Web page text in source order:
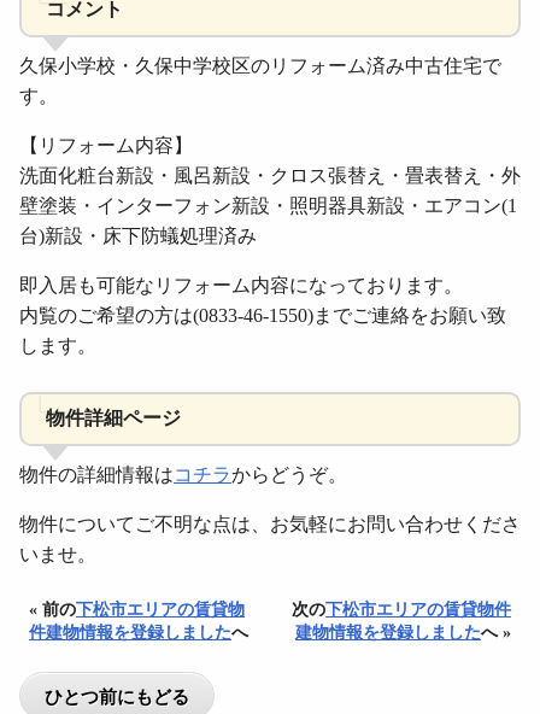
コメント
久保小学校・久保中学校区のリフォーム済み中古住宅で
す。
【リフォーム内容】
洗面化粧台新設・風呂新設・クロス張替え・畳表替え・外
壁塗装・インターフォン新設・照明器具新設・エアコン(1
台)新設・床下防蟻処理済み
即入居も可能なリフォーム内容になっております。
内覧のご希望の方は(0833-46-1550)までご連絡をお願い致
します。
物件詳細ページ
物件の詳細情報はコチラからどうぞ。
物件についてご不明な点は、お気軽にお問い合わせくださ
いませ。
« 前の下松市エリアの賃貸物
件建物情報を登録しましたへ
次の下松市エリアの賃貸物件
建物情報を登録しましたへ »